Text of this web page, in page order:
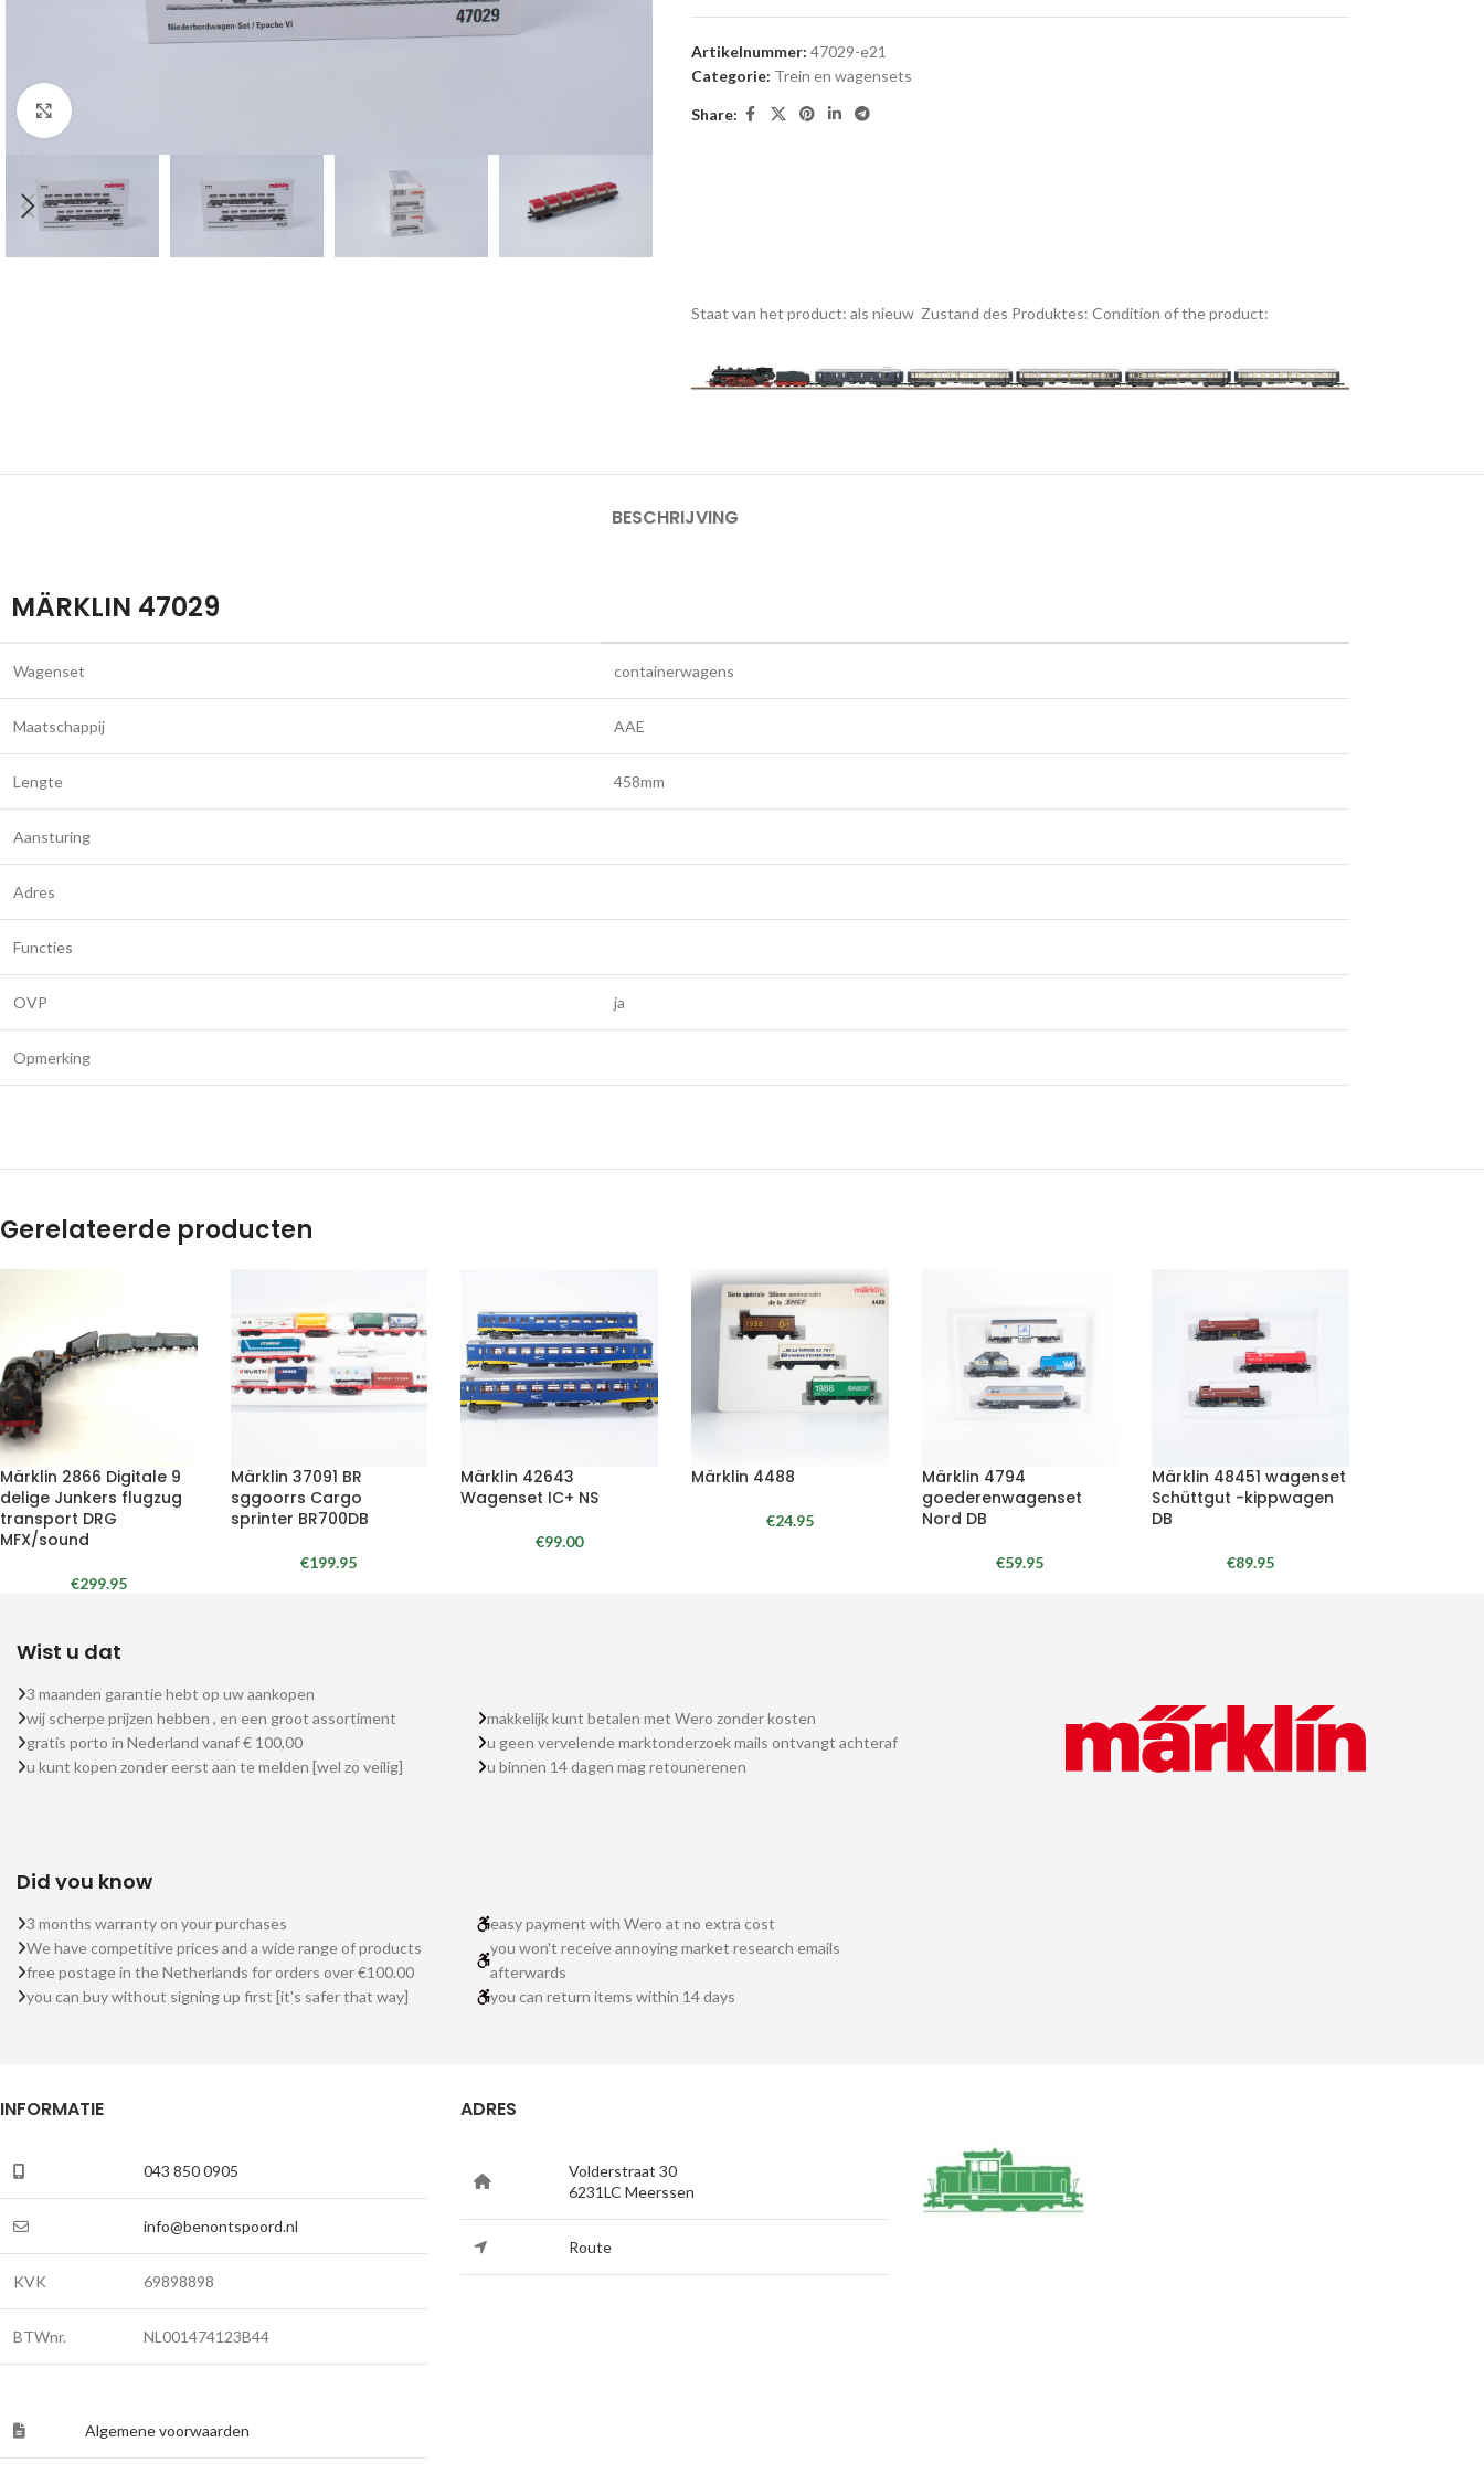
Artikelnummer: 47029-e21
Categorie: Trein en wagensets
Share:
Staat van het product: als nieuw Zustand des Produktes: Condition of the product:
BESCHRIJVING
MÄRKLIN 47029
Wagenset containerwagens
Maatschappij AAE
Lengte 458mm
Aansturing
Adres
Functies
OVP ja
Opmerking
Gerelateerde producten
Märklin 2866 Digitale 9
delige Junkers flugzug
transport DRG
MFX/sound
€299.95
Märklin 37091 BR
sggoorrs Cargo
sprinter BR700DB
€199.95
Märklin 42643
Wagenset IC+ NS
€99.00
Märklin 4488
€24.95
Märklin 4794
goederenwagenset
Nord DB
€59.95
Märklin 48451 wagenset
Schüttgut -kippwagen
DB
€89.95
Wist u dat
3 maanden garantie hebt op uw aankopen
wij scherpe prijzen hebben , en een groot assortiment
gratis porto in Nederland vanaf € 100,00
u kunt kopen zonder eerst aan te melden [wel zo veilig]
makkelijk kunt betalen met Wero zonder kosten
u geen vervelende marktonderzoek mails ontvangt achteraf
u binnen 14 dagen mag retounerenen
Did you know
3 months warranty on your purchases
We have competitive prices and a wide range of products
free postage in the Netherlands for orders over €100.00
you can buy without signing up first [it's safer that way]
easy payment with Wero at no extra cost
you won't receive annoying market research emails
afterwards
you can return items within 14 days
INFORMATIE
043 850 0905
info@benontspoord.nl
KVK 69898898
BTWnr. NL001474123B44
Algemene voorwaarden
ADRES
Volderstraat 30
6231LC Meerssen
Route